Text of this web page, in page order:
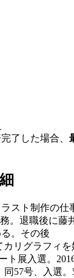
了した場合、
スト制作の仕
。退職後に藤
。その後
リグラフィを
ト展入選。
57号、入選。